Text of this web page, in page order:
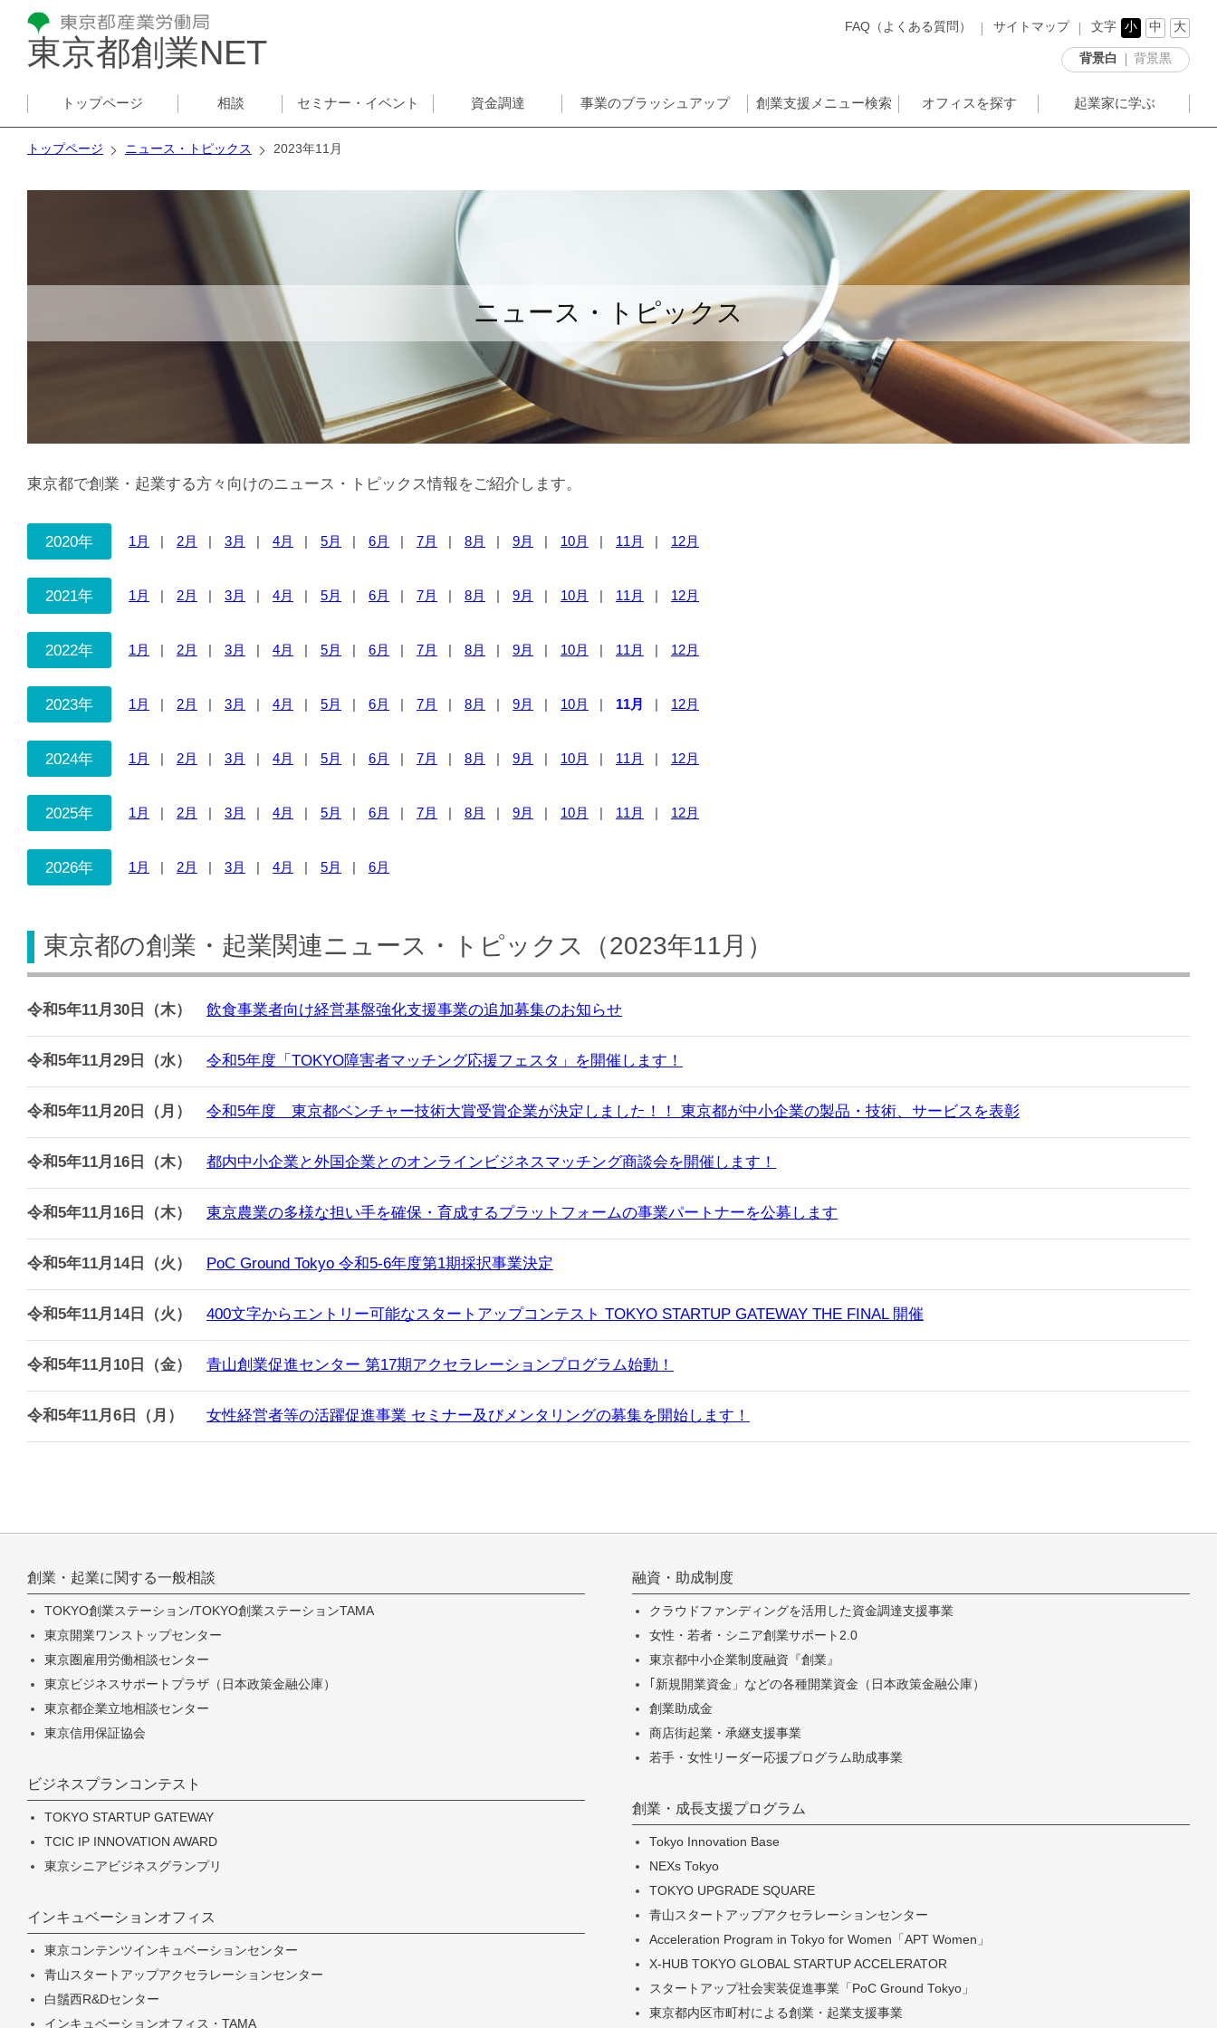
東京都創業NET
FAQ（よくある質問） サイトマップ 文字 小 中 大
背景白 背景黒
トップページ 相談 セミナー・イベント 資金調達 事業のブラッシュアップ 創業支援メニュー検索 オフィスを探す 起業家に学ぶ
トップページ ニュース・トピックス 2023年11月
ニュース・トピックス
東京都で創業・起業する方々向けのニュース・トピックス情報をご紹介します。
2020年 1月 2月 3月 4月 5月 6月 7月 8月 9月 10月 11月 12月
2021年 1月 2月 3月 4月 5月 6月 7月 8月 9月 10月 11月 12月
2022年 1月 2月 3月 4月 5月 6月 7月 8月 9月 10月 11月 12月
2023年 1月 2月 3月 4月 5月 6月 7月 8月 9月 10月 11月 12月
2024年 1月 2月 3月 4月 5月 6月 7月 8月 9月 10月 11月 12月
2025年 1月 2月 3月 4月 5月 6月 7月 8月 9月 10月 11月 12月
2026年 1月 2月 3月 4月 5月 6月
東京都の創業・起業関連ニュース・トピックス（2023年11月）
令和5年11月30日（木） 飲食事業者向け経営基盤強化支援事業の追加募集のお知らせ
令和5年11月29日（水） 令和5年度「TOKYO障害者マッチング応援フェスタ」を開催します！
令和5年11月20日（月） 令和5年度 東京都ベンチャー技術大賞受賞企業が決定しました！！ 東京都が中小企業の製品・技術、サービスを表彰
令和5年11月16日（木） 都内中小企業と外国企業とのオンラインビジネスマッチング商談会を開催します！
令和5年11月16日（木） 東京農業の多様な担い手を確保・育成するプラットフォームの事業パートナーを公募します
令和5年11月14日（火） PoC Ground Tokyo 令和5-6年度第1期採択事業決定
令和5年11月14日（火） 400文字からエントリー可能なスタートアップコンテスト TOKYO STARTUP GATEWAY THE FINAL 開催
令和5年11月10日（金） 青山創業促進センター 第17期アクセラレーションプログラム始動！
令和5年11月6日（月） 女性経営者等の活躍促進事業 セミナー及びメンタリングの募集を開始します！
創業・起業に関する一般相談
TOKYO創業ステーション/TOKYO創業ステーションTAMA
東京開業ワンストップセンター
東京圏雇用労働相談センター
東京ビジネスサポートプラザ（日本政策金融公庫）
東京都企業立地相談センター
東京信用保証協会
ビジネスプランコンテスト
TOKYO STARTUP GATEWAY
TCIC IP INNOVATION AWARD
東京シニアビジネスグランプリ
インキュベーションオフィス
東京コンテンツインキュベーションセンター
青山スタートアップアクセラレーションセンター
白鬚西R&Dセンター
インキュベーションオフィス・TAMA
融資・助成制度
クラウドファンディングを活用した資金調達支援事業
女性・若者・シニア創業サポート2.0
東京都中小企業制度融資『創業』
｢新規開業資金」などの各種開業資金（日本政策金融公庫）
創業助成金
商店街起業・承継支援事業
若手・女性リーダー応援プログラム助成事業
創業・成長支援プログラム
Tokyo Innovation Base
NEXs Tokyo
TOKYO UPGRADE SQUARE
青山スタートアップアクセラレーションセンター
Acceleration Program in Tokyo for Women「APT Women」
X-HUB TOKYO GLOBAL STARTUP ACCELERATOR
スタートアップ社会実装促進事業「PoC Ground Tokyo」
東京都内区市町村による創業・起業支援事業